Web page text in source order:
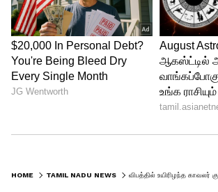
HOME TAMIL NADU NEWS